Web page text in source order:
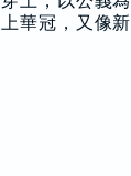
華冠，又像新